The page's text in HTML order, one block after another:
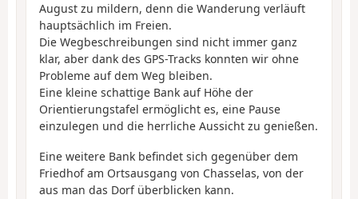
August zu mildern, denn die Wanderung verläuft
hauptsächlich im Freien.
Die Wegbeschreibungen sind nicht immer ganz
klar, aber dank des GPS-Tracks konnten wir ohne
Probleme auf dem Weg bleiben.
Eine kleine schattige Bank auf Höhe der
Orientierungstafel ermöglicht es, eine Pause
einzulegen und die herrliche Aussicht zu genießen.
Eine weitere Bank befindet sich gegenüber dem
Friedhof am Ortsausgang von Chasselas, von der
aus man das Dorf überblicken kann.